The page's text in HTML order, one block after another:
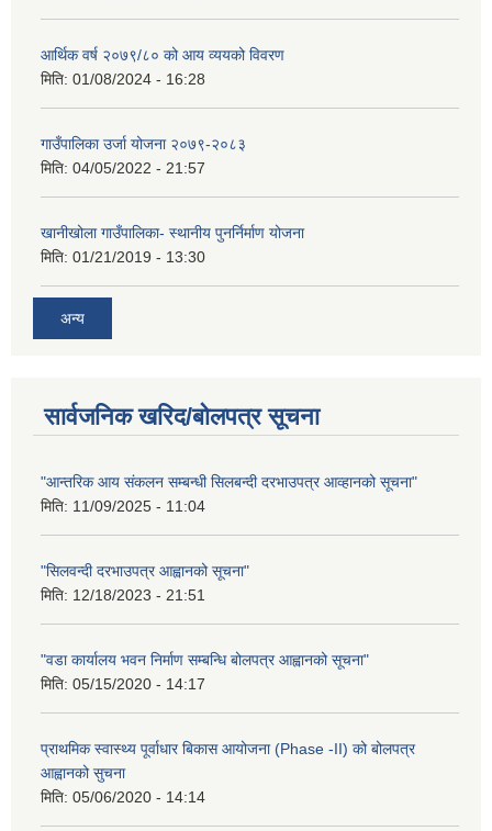
आर्थिक वर्ष २०७९/८० को आय व्ययको विवरण
मिति: 01/08/2024 - 16:28
गाउँपालिका उर्जा योजना २०७९-२०८३
मिति: 04/05/2022 - 21:57
खानीखोला गाउँपालिका- स्थानीय पुनर्निर्माण योजना
मिति: 01/21/2019 - 13:30
अन्य
सार्वजनिक खरिद/बोलपत्र सूचना
"आन्तरिक आय संकलन सम्बन्धी सिलबन्दी दरभाउपत्र आव्हानको सूचना"
मिति: 11/09/2025 - 11:04
"सिलवन्दी दरभाउपत्र आह्वानको सूचना"
मिति: 12/18/2023 - 21:51
"वडा कार्यालय भवन निर्माण सम्बन्धि बोलपत्र आह्वानको सूचना"
मिति: 05/15/2020 - 14:17
प्राथमिक स्वास्थ्य पूर्वाधार बिकास आयोजना (Phase -II) को बोलपत्र
आह्वानको सुचना
मिति: 05/06/2020 - 14:14